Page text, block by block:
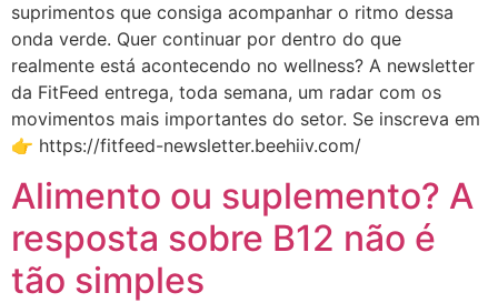
suprimentos que consiga acompanhar o ritmo dessa
onda verde. Quer continuar por dentro do que
realmente está acontecendo no wellness? A newsletter
da FitFeed entrega, toda semana, um radar com os
movimentos mais importantes do setor. Se inscreva em
👉 https://fitfeed-newsletter.beehiiv.com/
Alimento ou suplemento? A
resposta sobre B12 não é
tão simples